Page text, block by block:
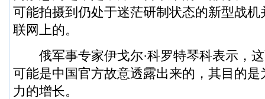
可能拍摄到仍处于迷茫研制状态的新型战
联网上的。
俄军事专家伊戈尔·科罗特琴科表示，
可能是中国官方故意透露出来的，其目的
力的增长。